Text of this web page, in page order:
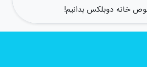
خانه دوبلکس بدانیم!